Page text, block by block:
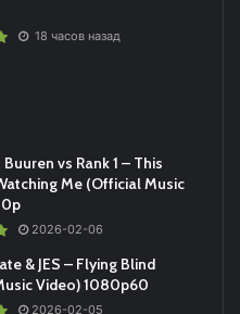
18 часов назад
vs Rank 1 – This
Me (Official Music
2026-02-06
& JES – Flying Blind
Video) 1080p60
2026-02-05